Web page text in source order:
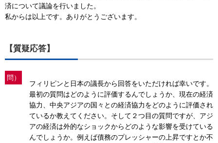
済について議論を行いました。
私からは以上です。ありがとうございます。
【質疑応答】
問）
フィリピンと日本の議長から回答をいただければ幸いです。
最初の質問はどのように評価するんでしょうか、現在の経済
協力、中央アジアの国々との経済協力をどのように評価され
ているか教えてください。そして２つ目の質問ですが、アジ
アの経済は外的なショックからどのような影響を受けている
んでしょうか。例えば債務のプレッシャーの上昇ですとか不